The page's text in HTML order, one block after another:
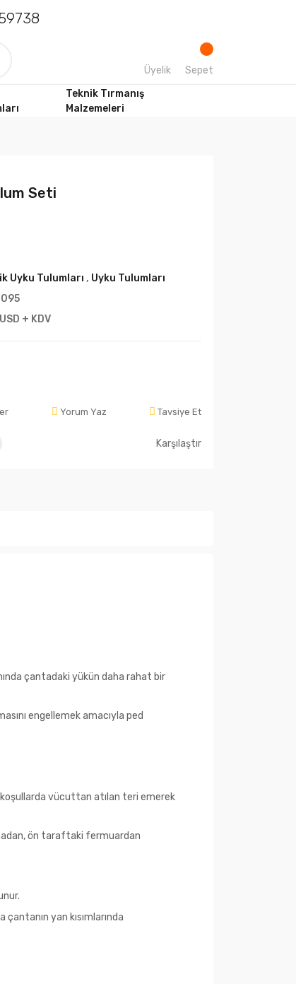
Üyelik Sepet
Teknik Tırmanış
Malzemeleri
Seti
Uyku Tulumları , Uyku Tulumları
+ KDV
Yorum Yaz Tavsiye Et
Karşılaştır
çantadaki yükün daha rahat bir
engellemek amacıyla ped
koşullarda vücuttan atılan teri emerek
ön taraftaki fermuardan
yan kısımlarında